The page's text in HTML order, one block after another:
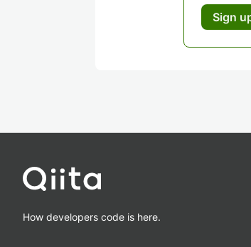
Sign
How developers code is here.